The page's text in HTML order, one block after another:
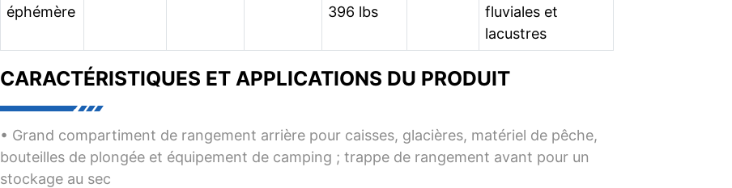
éphémère
396 lbs
fluviales et
lacustres
CARACTÉRISTIQUES ET APPLICATIONS DU PRODUIT
• Grand compartiment de rangement arrière pour caisses, glacières, matériel de pêche,
bouteilles de plongée et équipement de camping ; trappe de rangement avant pour un
stockage au sec